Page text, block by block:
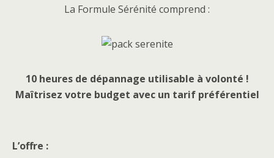
La Formule Sérénité comprend :
10 heures de dépannage utilisable à volonté !
Maîtrisez votre budget avec un tarif préférentiel
L’offre :